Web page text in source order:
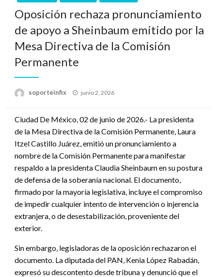
Oposición rechaza pronunciamiento
de apoyo a Sheinbaum emitido por la
Mesa Directiva de la Comisión
Permanente
soporteinfix
Publicado
junio 2, 2026
Ciudad De México, 02 de junio de 2026.- La presidenta
de la Mesa Directiva de la Comisión Permanente, Laura
Itzel Castillo Juárez, emitió un pronunciamiento a
nombre de la Comisión Permanente para manifestar
respaldo a la presidenta Claudia Sheinbaum en su postura
de defensa de la soberanía nacional. El documento,
firmado por la mayoría legislativa, incluye el compromiso
de impedir cualquier intento de intervención o injerencia
extranjera, o de desestabilización, proveniente del
exterior.
Sin embargo, legisladoras de la oposición rechazaron el
documento. La diputada del PAN, Kenia López Rabadán,
expresó su descontento desde tribuna y denunció que el